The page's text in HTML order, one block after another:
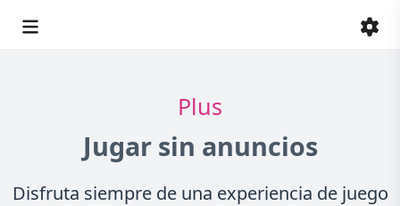
Plus
Jugar sin anuncios
Disfruta siempre de una experiencia de juego